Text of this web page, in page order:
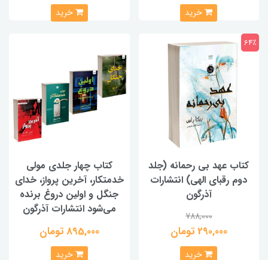
خرید خرید
کتاب عهد بی رحمانه (جلد
دوم رقبای الهی) انتشارات
آذرگون
788,000
290,000 تومان
64٪
خرید
کتاب چهار جلدی مولی
خدمتکار، آخرین پرواز، خدای
جنگل و اولین دروغ برنده
می‌شود انتشارات آذرگون
895,000 تومان
خرید